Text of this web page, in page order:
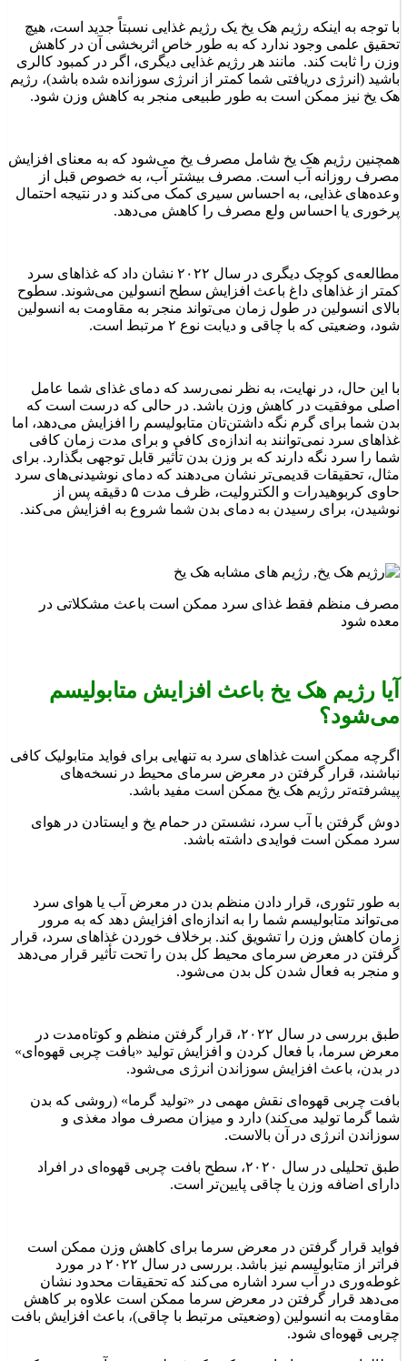
با توجه به اینکه رژیم هک یخ یک رژیم غذایی نسبتاً جدید است، هیچ
تحقیق علمی‌ وجود ندارد که به طور خاص اثربخشی آن در کاهش
وزن را ثابت کند. مانند هر رژیم غذایی دیگری، اگر در کمبود کالری
باشید (انرژی دریافتی شما کمتر از انرژی سوزانده شده باشد)، رژیم
هک یخ نیز ممکن است به طور طبیعی منجر به کاهش وزن شود.
همچنین رژیم هک یخ شامل مصرف یخ می‌شود که به معنای افزایش
مصرف روزانه آب است. مصرف بیشتر آب، به خصوص قبل از
وعده‌های غذایی، به احساس سیری کمک می‌کند و در نتیجه احتمال
پرخوری یا احساس ولع مصرف را کاهش می‌دهد.
مطالعه‌ی کوچک دیگری در سال ۲۰۲۲ نشان داد که غذاهای سرد
کمتر از غذاهای داغ باعث افزایش سطح انسولین می‌شوند. سطوح
بالای انسولین در طول زمان می‌تواند منجر به مقاومت به انسولین
شود، وضعیتی که با چاقی و دیابت نوع ۲ مرتبط است.
با این حال، در نهایت، به نظر نمی‌رسد که دمای غذای شما عامل
اصلی موفقیت در کاهش وزن باشد. در حالی که درست است که
بدن شما برای گرم نگه داشتن‌تان متابولیسم را افزایش می‌دهد، اما
غذاهای سرد نمی‌توانند به اندازه‌ی کافی و برای مدت زمان کافی
شما را سرد نگه دارند که بر وزن بدن تأثیر قابل توجهی بگذارد. برای
مثال، تحقیقات قدیمی‌تر نشان می‌دهند که دمای نوشیدنی‌های سرد
حاوی کربوهیدرات و الکترولیت، ظرف مدت ۵ دقیقه پس از
نوشیدن، برای رسیدن به دمای بدن شما شروع به افزایش می‌کند.
مصرف منظم فقط غذای سرد ممکن است باعث مشکلاتی در
معده شود
آیا رژیم هک یخ باعث افزایش متابولیسم
می‌شود؟
اگرچه ممکن است غذاهای سرد به تنهایی برای فواید متابولیک کافی
نباشند، قرار گرفتن در معرض سرمای محیط در نسخه‌های
پیشرفته‌تر رژیم هک یخ ممکن است مفید باشد.
دوش گرفتن با آب سرد، نشستن در حمام یخ و ایستادن در هوای
سرد ممکن است فوایدی داشته باشد.
به طور تئوری، قرار دادن منظم بدن در معرض آب یا هوای سرد
می‌تواند متابولیسم شما را به اندازه‌ای افزایش دهد که به مرور
زمان کاهش وزن را تشویق کند. برخلاف خوردن غذاهای سرد، قرار
گرفتن در معرض سرمای محیط کل بدن را تحت تأثیر قرار می‌دهد
و منجر به فعال شدن کل بدن می‌شود.
طبق بررسی‌ در سال ۲۰۲۲، قرار گرفتن منظم و کوتاه‌مدت در
معرض سرما، با فعال کردن و افزایش تولید «بافت چربی قهوه‌ای»
در بدن، باعث افزایش سوزاندن انرژی می‌شود.
بافت چربی قهوه‌ای نقش مهمی در «تولید گرما» (روشی که بدن
شما گرما تولید می‌کند) دارد و میزان مصرف مواد مغذی و
سوزاندن انرژی در آن بالاست.
طبق تحلیلی در سال ۲۰۲۰، سطح بافت چربی قهوه‌ای در افراد
دارای اضافه وزن یا چاقی پایین‌تر است.
فواید قرار گرفتن در معرض سرما برای کاهش وزن ممکن است
فراتر از متابولیسم نیز باشد. بررسی‌ در سال ۲۰۲۲ در مورد
غوطه‌وری در آب سرد اشاره می‌کند که تحقیقات محدود نشان
می‌دهد قرار گرفتن در معرض سرما ممکن است علاوه بر کاهش
مقاومت به انسولین (وضعیتی مرتبط با چاقی)، باعث افزایش بافت
چربی قهوه‌ای شود.